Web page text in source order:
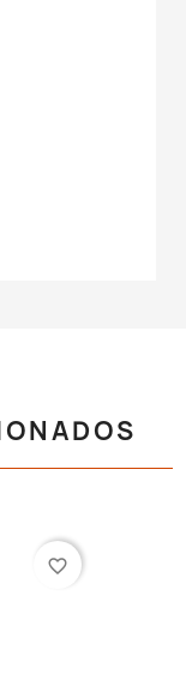
favorite_border